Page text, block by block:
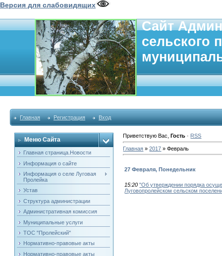
Версия для слабовидящих
Сайт
сельского
Главная Регистрация Вход
Меню Сайта
Главная страница.Новости
Информация о сайте
Информация о селе Луговая
Пролейка
Устав
Структура администрации
Административная комиссия
Муниципальные услуги
ТОС "Пролейский"
Нормативно-правовые акты
Нормативно-правовые акты
Приветствую Вас Гость · RSS
Главная »2017 » Февраль
27 Февраля, Понедельник
15:20 "Об утверждении порядка
Луговопролейском сельском